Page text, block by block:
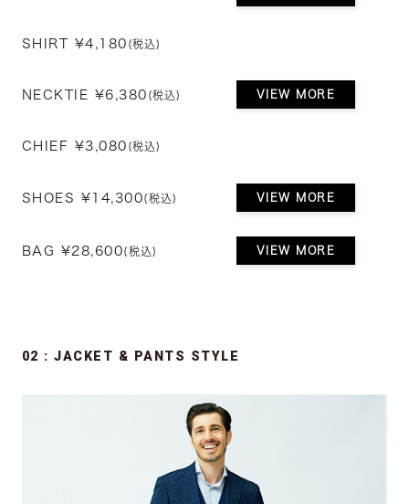
SHIRT ¥4,180 (税込)
NECKTIE ¥6,380 (税込) VIEW MORE
CHIEF ¥3,080 (税込)
SHOES ¥14,300(税込) VIEW MORE
BAG ¥28,600(税込) VIEW MORE
02 : JACKET & PANTS STYLE